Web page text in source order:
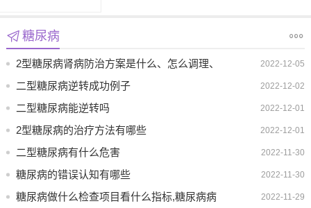
糖尿病
2022-12-05
2型糖尿病肾病防治方案是什么、怎么调理、
吃什么药
2022-12-02
二型糖尿病逆转成功例子
2022-12-01
二型糖尿病能逆转吗
2022-12-01
2型糖尿病的治疗方法有哪些
2022-11-30
二型糖尿病有什么危害
2022-11-30
糖尿病的错误认知有哪些
2022-11-29
糖尿病做什么检查项目看什么指标,糖尿病病